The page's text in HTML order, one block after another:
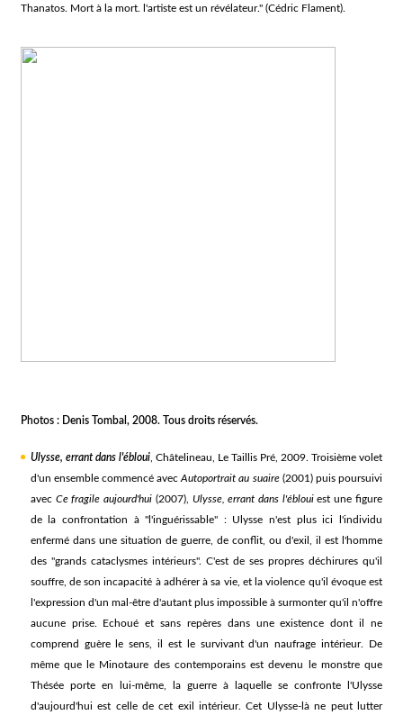
Thanatos. Mort à la mort. l'artiste est un révélateur." (Cédric Flament).
Photos : Denis Tombal, 2008. Tous droits réservés.
Ulysse, errant dans l'ébloui, Châtelineau, Le Taillis Pré, 2009. Troisième volet
d'un ensemble commencé avecAutoportrait au suaire(2001) puis poursuivi
avec Ce fragile aujourd'hui (2007), Ulysse, errant dans l'éblouiest une figure
de la confrontation à "l'inguérissable" : Ulysse n'est plus ici l'individu
enfermé dans une situation de guerre, de conflit, ou d'exil, il est l'homme
des "grands cataclysmes intérieurs". C'est de ses propres déchirures qu'il
souffre, de son incapacité à adhérer à sa vie, et la violence qu'il évoque est
l'expression d'un mal-être d'autant plus impossible à surmonter qu'il n'offre
aucune prise. Echoué et sans repères dans une existence dont il ne
comprend guère le sens, il est le survivant d'un naufrage intérieur. De
même que le Minotaure des contemporains est devenu le monstre que
Thésée porte en lui-même, la guerre à laquelle se confronte l'Ulysse
d'aujourd'hui est celle de cet exil intérieur. Cet Ulysse-là ne peut lutter